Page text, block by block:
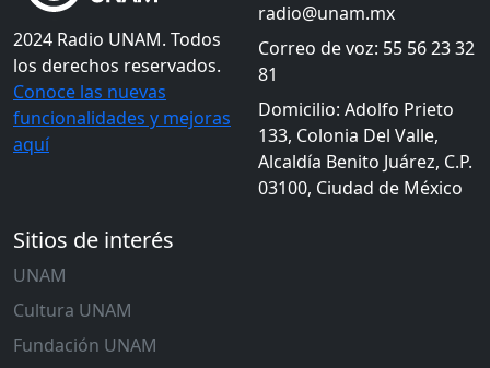
2024 Radio UNAM. Todos
los derechos reservados.
Conoce las nuevas
funcionalidades y mejoras
aquí
radio@unam.mx
Correo de voz: 55 56 23 32
81
Domicilio: Adolfo Prieto
133, Colonia Del Valle,
Alcaldía Benito Juárez, C.P.
03100, Ciudad de México
Sitios de interés
UNAM
Cultura UNAM
Fundación UNAM